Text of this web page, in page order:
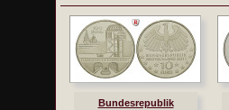
Bundesrepublik